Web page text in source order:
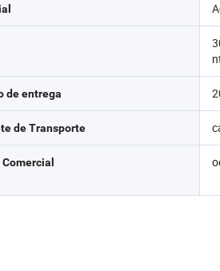
de entrega
de Transporte